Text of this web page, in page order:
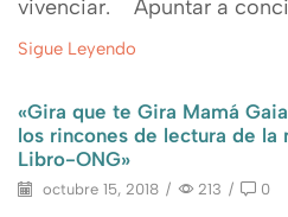
vivenciar. Apuntar a
Sigue Leyendo
«Gira que te Gira Mamá
los rincones de lectura de la
Libro-ONG»
octubre 15, 2018 / 213 / 0